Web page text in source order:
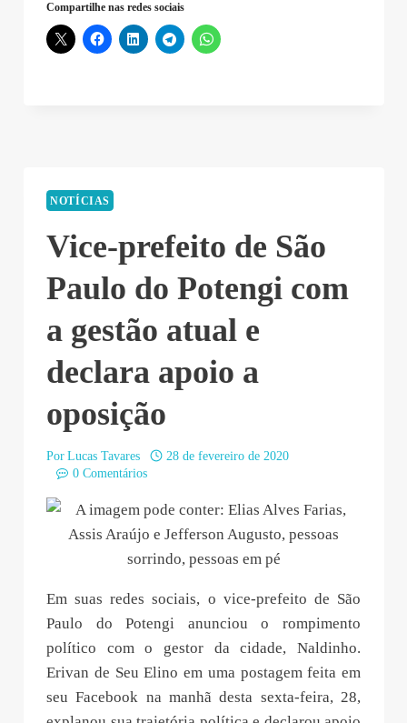
Compartilhe nas redes sociais
NOTÍCIAS
Vice-prefeito de São
Paulo do Potengi com
a gestão atual e
declara apoio a
oposição
Por Lucas Tavares
28 de fevereiro de 2020
0 Comentários
Em suas redes sociais, o vice-prefeito de São
Paulo do Potengi anunciou o rompimento
político com o gestor da cidade, Naldinho.
Erivan de Seu Elino em uma postagem feita em
seu Facebook na manhã desta sexta-feira, 28,